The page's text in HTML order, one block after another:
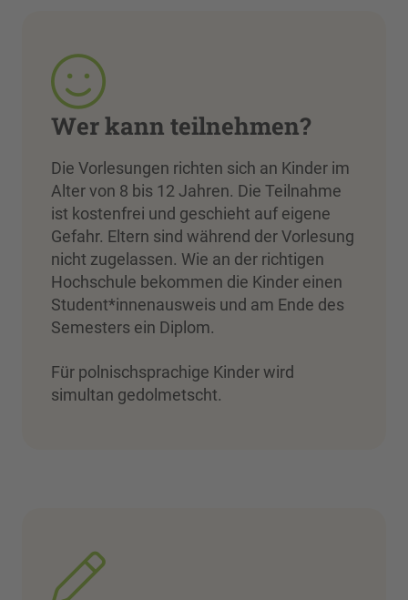
Wer kann teilnehmen?
Die Vorlesungen richten sich an Kinder im
Alter von 8 bis 12 Jahren. Die Teilnahme
ist kostenfrei und geschieht auf eigene
Gefahr. Eltern sind während der Vorlesung
nicht zugelassen. Wie an der richtigen
Hochschule bekommen die Kinder einen
Student*innenausweis und am Ende des
Semesters ein Diplom.
Für polnischsprachige Kinder wird
simultan gedolmetscht.